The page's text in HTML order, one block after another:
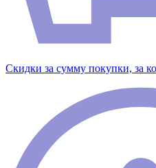
Скидки за сумму покупки, за